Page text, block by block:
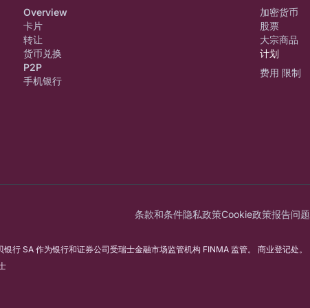
Overview
卡片
转让
货币兑换
P2P
手机银行
加密货币
股票
大宗商品
计划
费用 限制
条款和条件隐私政策Cookie政策报告问题
行 SA 作为银行和证券公司受瑞士金融市场监管机构 FINMA 监管。 商业登记处。